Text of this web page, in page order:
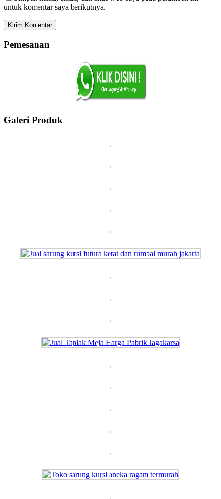
untuk komentar saya berikutnya.
Pemesanan
Galeri Produk